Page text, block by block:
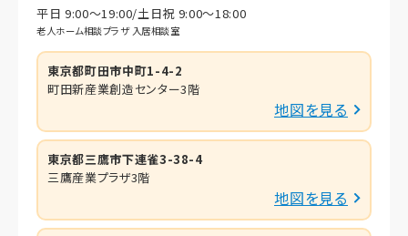
平日 9:00～19:00/土日祝 9:00～18:00
老人ホーム相談プラザ 入居相談室
東京都町田市中町1-4-2
町田新産業創造センター3階
地図を見る
東京都三鷹市下連雀3-38-4
三鷹産業プラザ3階
地図を見る